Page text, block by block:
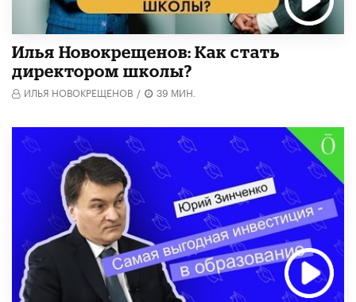
​Илья Новокрещенов: Как стать
директором школы?
ИЛЬЯ НОВОКРЕЩЕНОВ / 39 МИН.